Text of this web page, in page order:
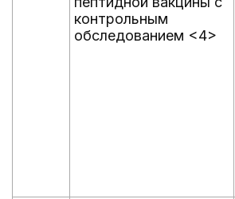
контрольным
обследованием <4>